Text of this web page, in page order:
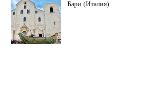
Бари (Италия).